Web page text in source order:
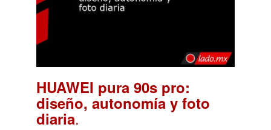
HUAWEI pura 90s pro:
diseño, autonomía y foto
diaria.